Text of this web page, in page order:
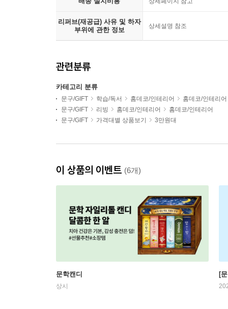
리퍼브(재공급) 사유 및 하자
부위에 관한 정보
상세설명 참조
관련분류
카테고리 분류
문구/GIFT 학습/독서 홈데코/인테리어
홈데코/인테리어
문구/GIFT
리빙 홈데코/인테리어
홈데코/인테리어
문구/GIFT
가격대별 상품보기 3만원대
이 상품의 이벤트 (6개)
문학캔디
상시
[